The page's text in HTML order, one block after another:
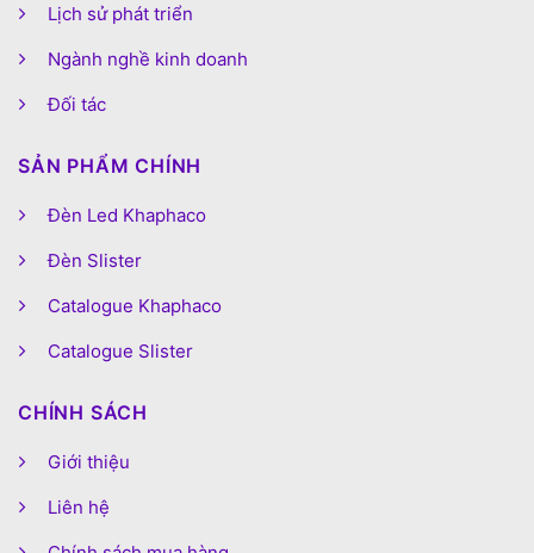
Lịch sử phát triển
Ngành nghề kinh doanh
Đối tác
SẢN PHẨM CHÍNH
Đèn Led Khaphaco
Đèn Slister
Catalogue Khaphaco
Catalogue Slister
CHÍNH SÁCH
Giới thiệu
Liên hệ